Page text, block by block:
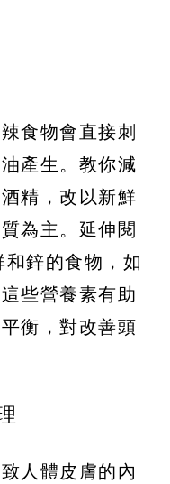
食物會直接刺
產生。教你減
精，改以新鮮
為主。延伸閱
鋅的食物，如
些營養素有助
衡，對改善頭
人體皮膚的內